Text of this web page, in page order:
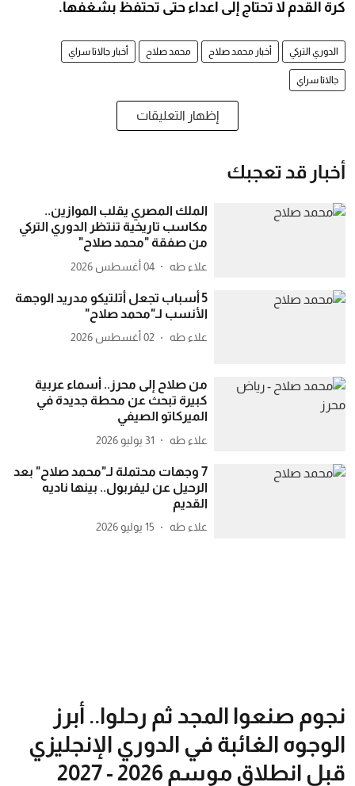
كرة القدم لا تحتاج إلى أعداء حتى تحتفظ بشغفها.
الدوري التركي أخبار محمد صلاح محمد صلاح أخبار جالاتا سراي
جالاتا سراي
إظهار التعليقات
أخبار قد تعجبك
الملك المصري يقلب الموازين..
مكاسب تاريخية تنتظر الدوري التركي
من صفقة "محمد صلاح"
علاء طه 04 أغسطس 2026
5 أسباب تجعل أتلتيكو مدريد الوجهة
الأنسب لـ"محمد صلاح"
علاء طه 02 أغسطس 2026
من صلاح إلى محرز.. أسماء عربية
كبيرة تبحث عن محطة جديدة في
الميركاتو الصيفي
علاء طه 31 يوليو 2026
7 وجهات محتملة لـ"محمد صلاح" بعد
الرحيل عن ليفربول.. بينها ناديه
القديم
علاء طه 15 يوليو 2026
نجوم صنعوا المجد ثم رحلوا.. أبرز
الوجوه الغائبة في الدوري الإنجليزي
قبل انطلاق موسم 2026 - 2027